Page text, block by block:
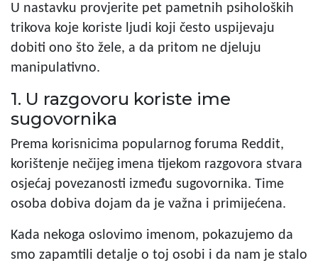
U nastavku provjerite pet pametnih psiholoških
trikova koje koriste ljudi koji često uspijevaju
dobiti ono što žele, a da pritom ne djeluju
manipulativno.
1. U razgovoru koriste ime
sugovornika
Prema korisnicima popularnog foruma Reddit,
korištenje nečijeg imena tijekom razgovora stvara
osjećaj povezanosti između sugovornika. Time
osoba dobiva dojam da je važna i primijećena.
Kada nekoga oslovimo imenom, pokazujemo da
smo zapamtili detalje o toj osobi i da nam je stalo